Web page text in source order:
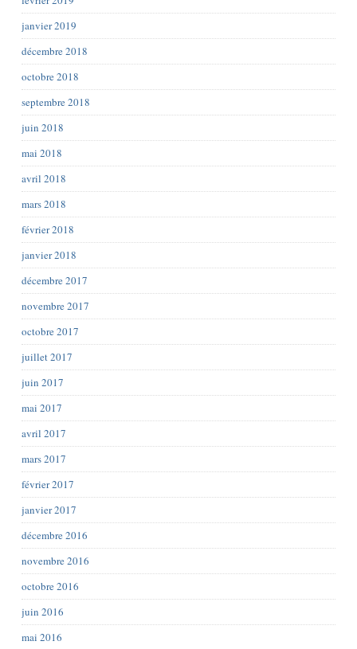
janvier 2019
décembre 2018
octobre 2018
septembre 2018
juin 2018
mai 2018
avril 2018
mars 2018
février 2018
janvier 2018
décembre 2017
novembre 2017
octobre 2017
juillet 2017
juin 2017
mai 2017
avril 2017
mars 2017
février 2017
janvier 2017
décembre 2016
novembre 2016
octobre 2016
juin 2016
mai 2016